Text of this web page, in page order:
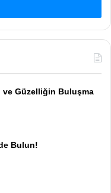
ve Güzelliğin Buluşma
Bulun!